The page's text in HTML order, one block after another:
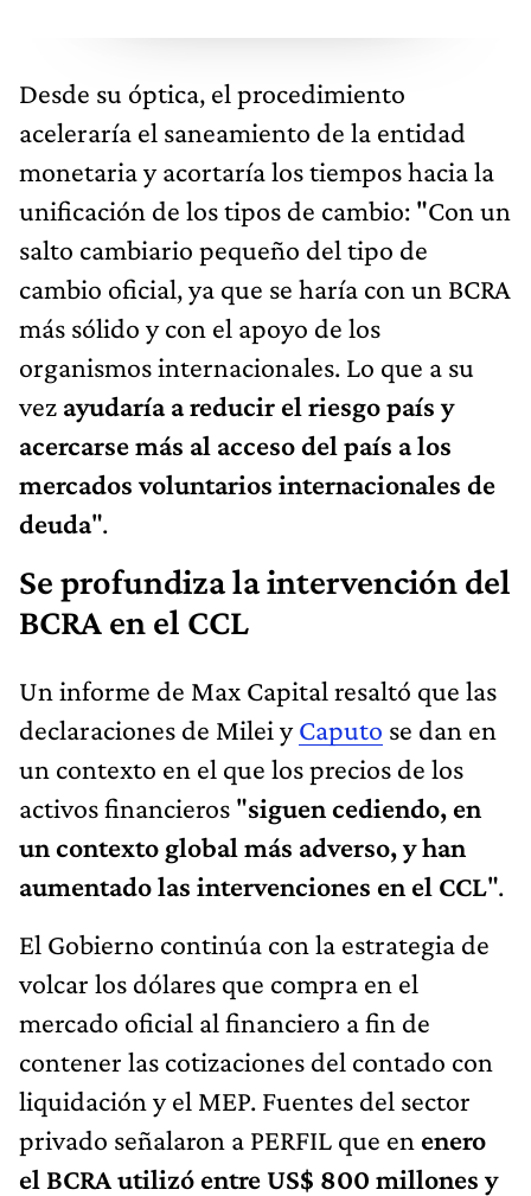
Desde su óptica, el procedimiento
aceleraría el saneamiento de la entidad
monetaria y acortaría los tiempos hacia la
unificación de los tipos de cambio: "Con un
salto cambiario pequeño del tipo de
cambio oficial, ya que se haría con un BCRA
más sólido y con el apoyo de los
organismos internacionales. Lo que a su
vez ayudaría a reducir el riesgo país y
acercarse más al acceso del país a los
mercados voluntarios internacionales de
deuda".
Se profundiza la intervención del
BCRA en el CCL
Un informe de Max Capital resaltó que las
declaraciones de Milei yCaputo se dan en
un contexto en el que los precios de los
activos financieros "siguen cediendo, en
un contexto global más adverso, y han
aumentado las intervenciones en el CCL".
El Gobierno continúa con la estrategia de
volcar los dólares que compra en el
mercado oficial al financiero a fin de
contener las cotizaciones del contado con
liquidación y el MEP. Fuentes del sector
privado señalaron a PERFIL que en enero
el BCRA utilizó entre US$ 800 millones y